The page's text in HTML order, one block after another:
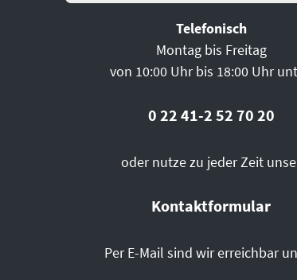
Telefonisch
Montag bis Freitag
von 10:00 Uhr bis 18:00 Uhr
0 22 41-2 52 70 20
oder nutze zu jeder Zeit
Kontaktformular
Per E-Mail sind wir erreichbar